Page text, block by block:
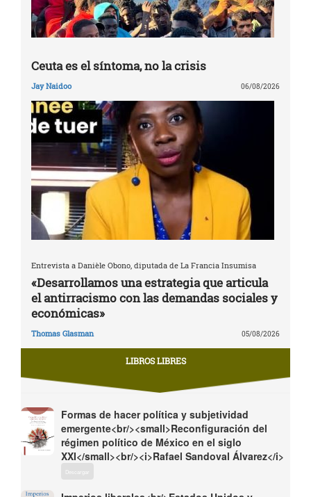
Ceuta es el síntoma, no la crisis
Jay Naidoo 06/08/2026
Entrevista a Danièle Obono, diputada de La Francia Insumisa
«Desarrollamos una estrategia que articula
el antirracismo con las demandas sociales y
económicas»
Thomas Glasman 05/08/2026
LIBROS LIBRES
Formas de hacer política y subjetividad
emergente<br/><small>Reconfiguración del
régimen político de México en el siglo
XXI</small><br/><i>Rafael Sandoval Álvarez</i>
Descargar